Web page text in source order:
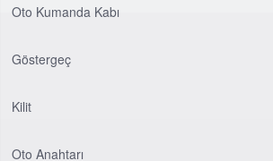
Oto Kumanda Kabı
Göstergeç
Kilit
Oto Anahtarı